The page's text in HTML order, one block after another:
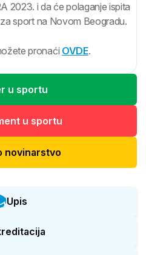
2023. i da će polaganje ispita
sport na Novom Beogradu.
pronaći OVDE.
u sportu
u sportu
novinarstvo
Upis